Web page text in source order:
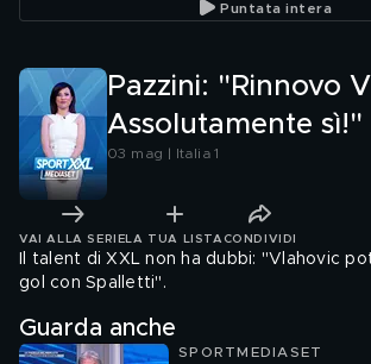
Puntata intera
Pazzini: "Rinnovo
Assolutamente sì!"
03 mag | Italia 1
VAI ALLA SERIE LA TUA LISTA CONDIVIDI
Il talent di XXL non ha dubbi: "Vlahovic
gol con Spalletti".
Guarda anche
SPORTMEDIASET